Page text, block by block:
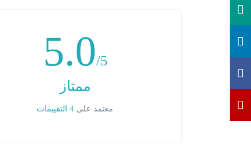
5.0/5
ممتاز
معتمد على 4 التقييمات